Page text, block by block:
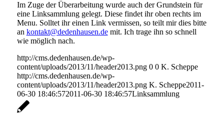
Im Zuge der Überarbeitung wurde auch der Grundstein für
eine Linksammlung gelegt. Diese findet ihr oben rechts im
Menu. Solltet ihr einen Link vermissen, so teilt mir dies bitte
an kontakt@dedenhausen.demit. Ich trage ihn so schnell
wie möglich nach.
http://cms.dedenhausen.de/wp-
content/uploads/2013/11/header2013.png 0 0 K. Scheppe
http://cms.dedenhausen.de/wp-
content/uploads/2013/11/header2013.png K. Scheppe2011-
06-30 18:46:572011-06-30 18:46:57Linksammlung